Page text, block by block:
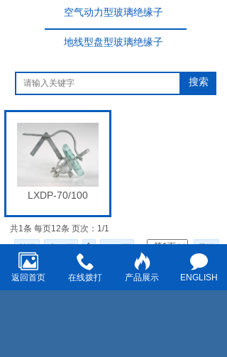
空气动力型玻璃绝缘子
地线型盘型玻璃绝缘子
LXDP-70/100
共1条 每页12条 页次：1/1
1
搜索
返回首页 在线拨打 产品展示 ENGLISH